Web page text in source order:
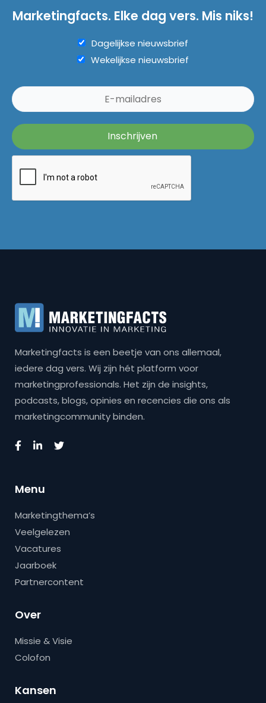
Marketingfacts. Elke dag vers. Mis niks!
Dagelijkse nieuwsbrief
Wekelijkse nieuwsbrief
Marketingfacts is een beetje van ons allemaal,
iedere dag vers. Wij zijn hét platform voor
marketingprofessionals. Het zijn de insights,
podcasts, blogs, opinies en recencies die ons als
marketingcommunity binden.
Menu
Marketingthema’s
Veelgelezen
Vacatures
Jaarboek
Partnercontent
Over
Missie & Visie
Colofon
Kansen